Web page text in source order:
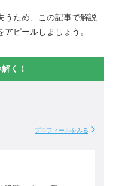
うため、この記事で解説
ピールしましょう。
く！
プロフィールをみる